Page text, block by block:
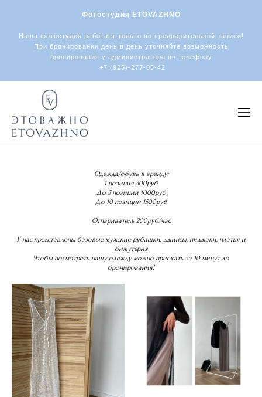
Фотостудия ETOVAZHNO
Наша фотостудия работает только по предварительной записи!
При бронировании день в день уточняйте возможность
бронирования у администратора по телефону
+7 (925)-277-05-42
Одежда/обувь в аренду:
1 позиция 400руб
До 5 позиций 1000руб
До 10 позиций 1500руб
​Отпариватель 200руб/час
У нас представлены базовые мужские рубашки, джинсы, пиджаки, платья и
бижутерия
Чтобы посмотреть нашу одежду можно приехать за 10 минут до
бронирования!